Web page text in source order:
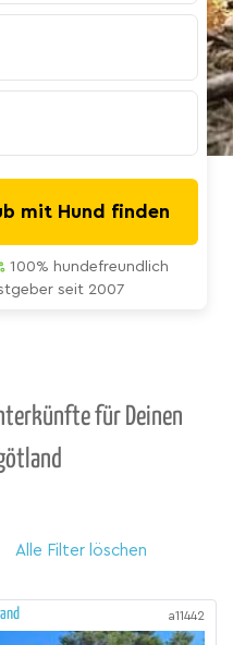
mit Hund finden
100% hundefreundlich
seit 2007
für Deinen
Alle Filter löschen
a11442